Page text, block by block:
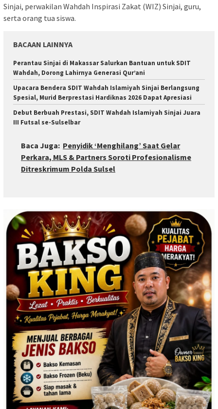
Sinjai, perwakilan Wahdah Inspirasi Zakat (WIZ) Sinjai, guru,
serta orang tua siswa.
BACAAN LAINNYA
Perantau Sinjai di Makassar Salurkan Bantuan untuk SDIT
Wahdah, Dorong Lahirnya Generasi Qur’ani
Upacara Bendera SDIT Wahdah Islamiyah Sinjai Berlangsung
Spesial, Murid Berprestasi Hardiknas 2026 Dapat Apresiasi
Debut Berbuah Prestasi, SDIT Wahdah Islamiyah Sinjai Juara
III Futsal se-Sulselbar
Baca Juga: Penyidik ‘Menghilang’ Saat Gelar
Perkara, MLS & Partners Soroti Profesionalisme
Ditreskrimum Polda Sulsel